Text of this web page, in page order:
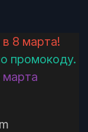
8 марта!
промокоду.
марта